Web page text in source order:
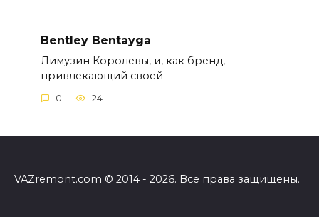
Bentley Bentayga
Лимузин Королевы, и, как бренд,
привлекающий своей
0 24
VAZremont.com © 2014 - 2026. Все права защищены.